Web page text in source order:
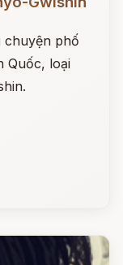
chuyện phố
Quốc, loại